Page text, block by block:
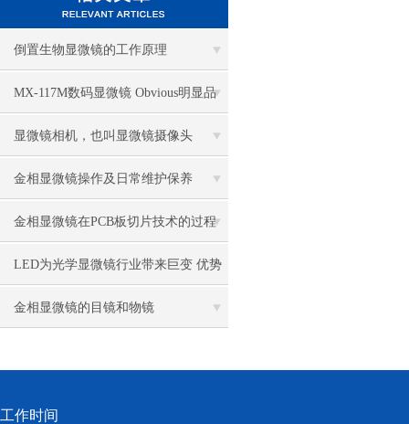
倒置生物显微镜的工作原理
MX-117M数码显微镜 Obvious明显品
牌值得推荐
显微镜相机，也叫显微镜摄像头
金相显微镜操作及日常维护保养
金相显微镜在PCB板切片技术的过程
控制中的作用
LED为光学显微镜行业带来巨变 优势
比传统卤素更明显
金相显微镜的目镜和物镜
工作时间